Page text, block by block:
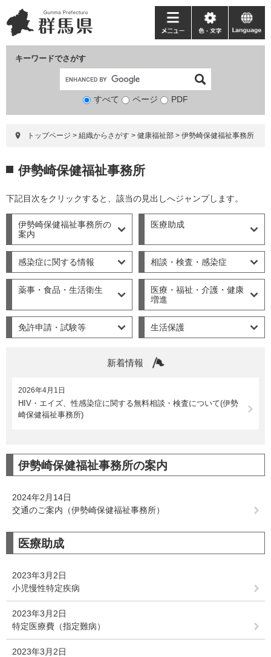
ー
ジ
ニ
ュ
て
キーワードでさがす
検
象
すべて ページ PDF
メ
ニ
ー
色・
文
language
トップページ > 組織からさがす > 健康福祉部 > 伊勢崎保健福祉事務所
文 伊勢崎保健福祉事務所
下記目次をクリックすると、該当の見出しへジャンプします。
伊勢崎保健福祉事務所の
案内
医療助成
感染症に関する情報 相談・検査・感染症
薬事・食品・生活衛生
医療・福祉・介護・健康
増進
免許申請・試験等 生活保護
新着情報
2026年4月1日
HIV・エイズ、性感染症に関する無料相談・検査について(伊勢
崎保健福祉事務所)
伊勢崎保健福祉事務所の案内
2024年2月14日
交通のご案内（伊勢崎保健福祉事務所）
医療助成
2023年3月2日
小児慢性特定疾病
2023年3月2日
特定医療費（指定難病）
2023年3月2日